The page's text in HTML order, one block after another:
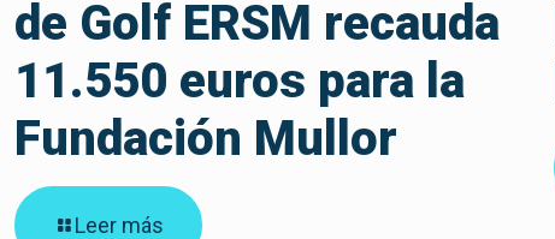
de Golf ERSM recauda
11.550 euros para la
Fundación Mullor
Leer más